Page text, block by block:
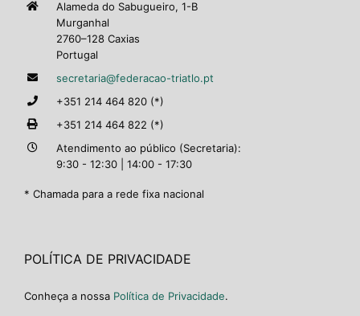
Alameda do Sabugueiro, 1-B
Murganhal
2760–128 Caxias
Portugal
secretaria@federacao-triatlo.pt
+351 214 464 820 (*)
+351 214 464 822 (*)
Atendimento ao público (Secretaria):
9:30 - 12:30 | 14:00 - 17:30
* Chamada para a rede fixa nacional
POLÍTICA DE PRIVACIDADE
Conheça a nossa Política de Privacidade.